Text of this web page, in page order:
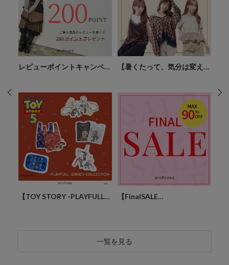
レビューポイントキャンペー
【暑くたって、気分は変えた
【TOY STORY -PLAYFULL
【FinalSALE
一覧を見る